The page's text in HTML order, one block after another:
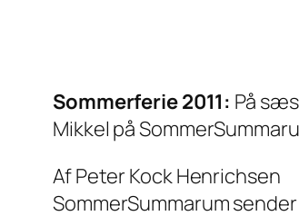
Sommerferie 2011: På
Mikkel på
Af Peter Kock Henrichsen
SommerSummarum